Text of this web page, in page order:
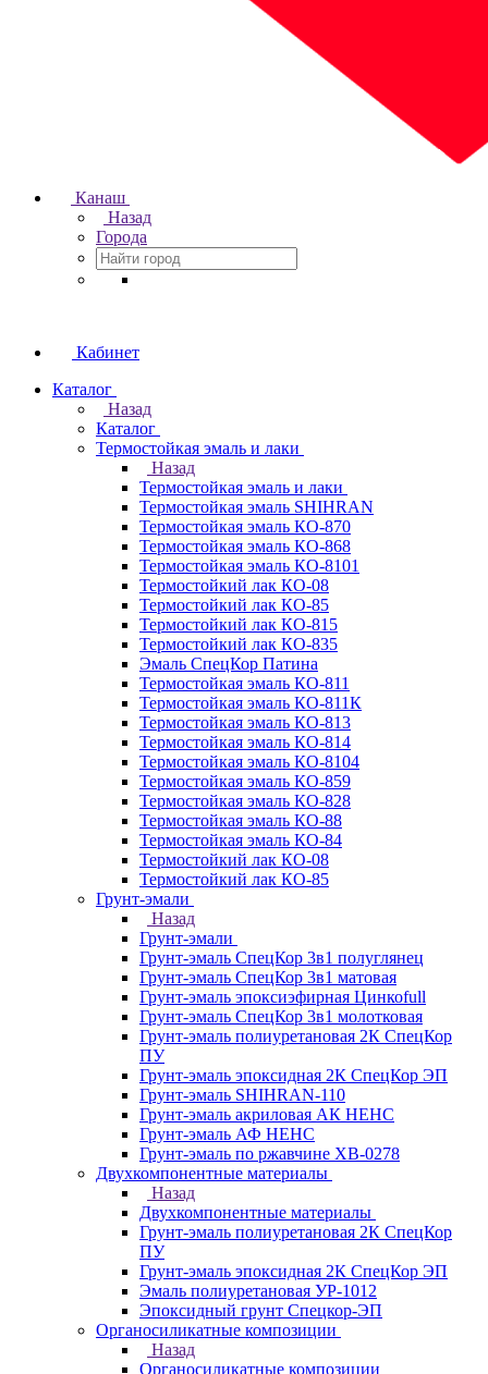
Канаш
Назад
Города
Кабинет
Каталог
Назад
Каталог
Термостойкая эмаль и лаки
Назад
Термостойкая эмаль и лаки
Термостойкая эмаль SHIHRAN
Термостойкая эмаль КО-870
Термостойкая эмаль КО-868
Термостойкая эмаль КО-8101
Термостойкий лак КО-08
Термостойкий лак КО-85
Термостойкий лак КО-815
Термостойкий лак КО-835
Эмаль СпецКор Патина
Термостойкая эмаль КО-811
Термостойкая эмаль КО-811К
Термостойкая эмаль КО-813
Термостойкая эмаль КО-814
Термостойкая эмаль КО-8104
Термостойкая эмаль КО-859
Термостойкая эмаль КО-828
Термостойкая эмаль КО-88
Термостойкая эмаль КО-84
Термостойкий лак КО-08
Термостойкий лак КО-85
Грунт-эмали
Назад
Грунт-эмали
Грунт-эмаль СпецКор 3в1 полуглянец
Грунт-эмаль СпецКор 3в1 матовая
Грунт-эмаль эпоксиэфирная Цинкоfull
Грунт-эмаль СпецКор 3в1 молотковая
Грунт-эмаль полиуретановая 2К СпецКор
ПУ
Грунт-эмаль эпоксидная 2К СпецКор ЭП
Грунт-эмаль SHIHRAN-110
Грунт-эмаль акриловая АК НЕНС
Грунт-эмаль АФ НЕНС
Грунт-эмаль по ржавчине ХВ-0278
Двухкомпонентные материалы
Назад
Двухкомпонентные материалы
Грунт-эмаль полиуретановая 2К СпецКор
ПУ
Грунт-эмаль эпоксидная 2К СпецКор ЭП
Эмаль полиуретановая УР-1012
Эпоксидный грунт Спецкор-ЭП
Органосиликатные композиции
Назад
Органосиликатные композиции